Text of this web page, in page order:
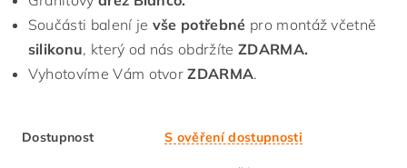
Součásti balení je vše potřebné pro montáž včetně
silikonu, který od nás obdržíte ZDARMA.
Vyhotovíme Vám otvorZDARMA.
Dostupnost S ověření dostupnosti